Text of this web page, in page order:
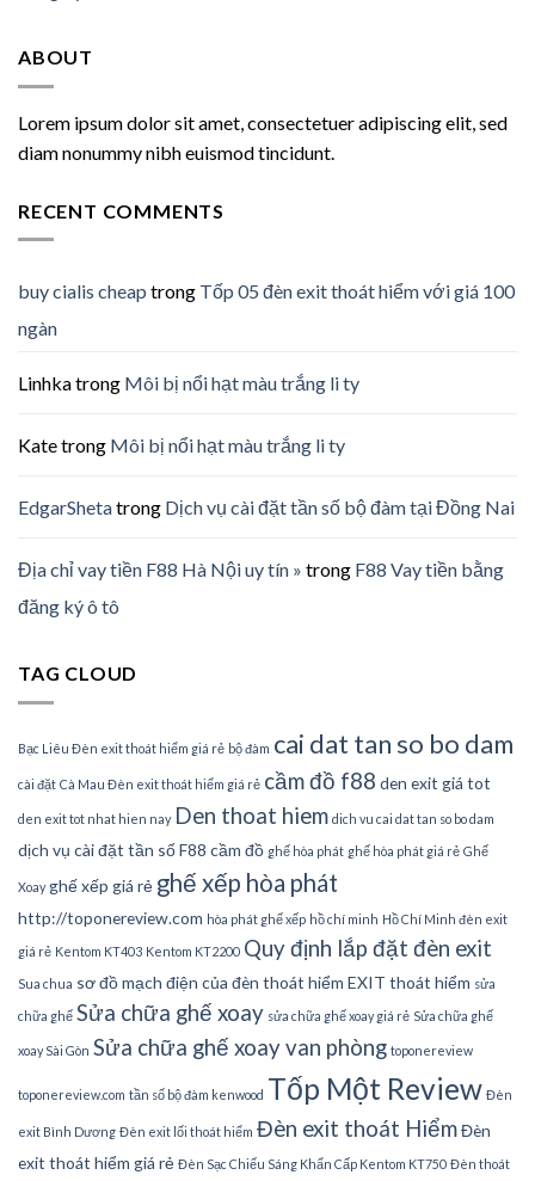
ABOUT
Lorem ipsum dolor sit amet, consectetuer adipiscing elit, sed
diam nonummy nibh euismod tincidunt.
RECENT COMMENTS
buy cialis cheap trong Tốp 05 đèn exit thoát hiểm với giá 100
ngàn
Linhkatrong Môi bị nổi hạt màu trắng li ty
Katetrong Môi bị nổi hạt màu trắng li ty
EdgarShetatrong Dịch vụ cài đặt tần số bộ đàm tại Đồng Nai
Địa chỉ vay tiền F88 Hà Nội uy tín » trong F88 Vay tiền bằng
đăng ký ô tô
TAG CLOUD
Bạc Liêu Đèn exit thoát hiểm giá rẻ bộ đàm cai dat tan so bo dam
cài đặt Cà Mau Đèn exit thoát hiểm giá rẻ cầm đồ f88 den exit giá tot
den exit tot nhat hien nay Den thoat hiem dich vu cai dat tan so bo dam
dịch vụ cài đặt tần sốF88 cầm đồ ghế hòa phát ghế hòa phát giá rẻ Ghế
Xoay ghế xếp giá rẻ ghế xếp hòa phát
http://toponereview.com hòa phát ghế xếp hồ chí minh Hồ Chí Minh đèn exit
giá rẻ Kentom KT403 Kentom KT2200 Quy định lắp đặt đèn exit
Sua chua sơ đồ mạch điện của đèn thoát hiểm EXIT thoát hiểm sửa
chữa ghế Sửa chữa ghế xoay sửa chữa ghế xoay giá rẻ Sửa chữa ghế
xoay Sài Gòn Sửa chữa ghế xoay van phòng toponereview
toponereview.com tần số bộ đàm kenwood Tốp Một Review Đèn
exit Bình Dương Đèn exit lối thoát hiểm Đèn exit thoát HiểmĐèn
exit thoát hiểm giá rẻ Đèn Sạc Chiếu Sáng Khẩn Cấp Kentom KT750 Đèn thoát